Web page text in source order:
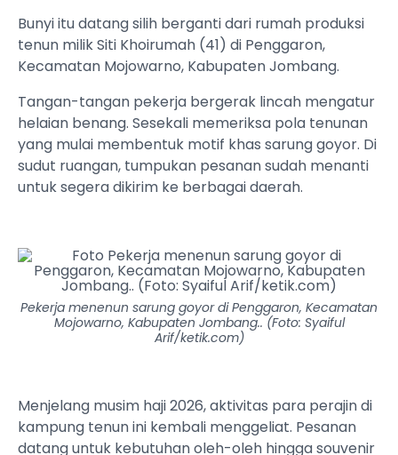
Bunyi itu datang silih berganti dari rumah produksi
tenun milik Siti Khoirumah (41) di Penggaron,
Kecamatan Mojowarno, Kabupaten Jombang.
Tangan-tangan pekerja bergerak lincah mengatur
helaian benang. Sesekali memeriksa pola tenunan
yang mulai membentuk motif khas sarung goyor. Di
sudut ruangan, tumpukan pesanan sudah menanti
untuk segera dikirim ke berbagai daerah.
Pekerja menenun sarung goyor di Penggaron, Kecamatan
Mojowarno, Kabupaten Jombang.. (Foto: Syaiful
Arif/ketik.com)
Menjelang musim haji 2026, aktivitas para perajin di
kampung tenun ini kembali menggeliat. Pesanan
datang untuk kebutuhan oleh-oleh hingga souvenir